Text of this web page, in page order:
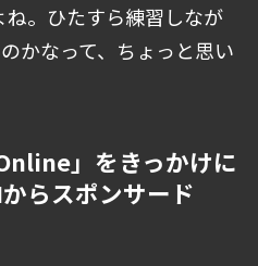
。ひたすら練習しなが
かなって、ちょっと思い
Online」をきっかけに
らスポンサード